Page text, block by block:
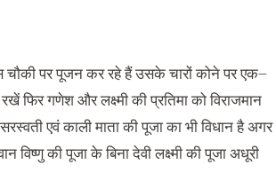
पर पूजन कर रहे हैं उसके चारों कोने पर एक–
फिर गणेश और लक्ष्मी की प्रतिमा को विराजमान
सरस्वती एवं काली माता की पूजा का भी विधान है अगर
विष्णु की पूजा के बिना देवी लक्ष्मी की पूजा अधूरी